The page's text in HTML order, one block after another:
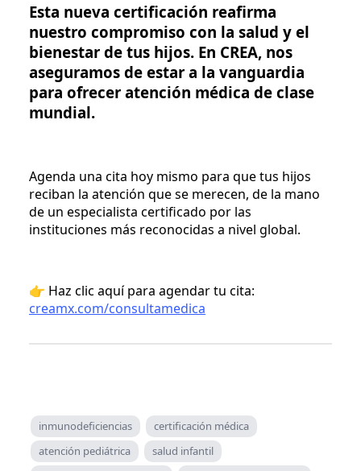
Esta nueva certificación reafirma
nuestro compromiso con la salud y el
bienestar de tus hijos. En CREA, nos
aseguramos de estar a la vanguardia
para ofrecer atención médica de clase
mundial.
Agenda una cita hoy mismo para que tus hijos
reciban la atención que se merecen, de la mano
de un especialista certificado por las
instituciones más reconocidas a nivel global.
👉 Haz clic aquí para agendar tu cita:
creamx.com/consultamedica
inmunodeficiencias
certificación médica
atención pediátrica
salud infantil